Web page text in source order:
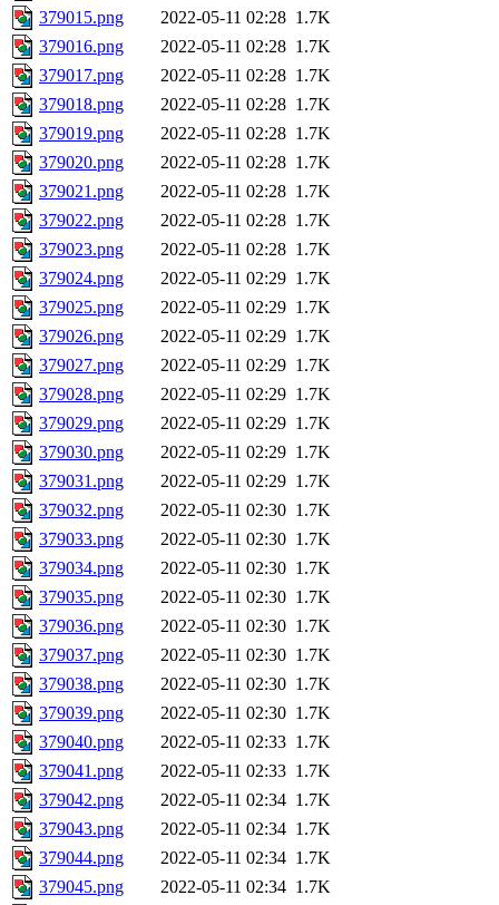
379015.png
2022-05-11 02:28 1.7K
379016.png
2022-05-11 02:28 1.7K
379017.png
2022-05-11 02:28 1.7K
379018.png
2022-05-11 02:28 1.7K
379019.png
2022-05-11 02:28 1.7K
379020.png
2022-05-11 02:28 1.7K
379021.png
2022-05-11 02:28 1.7K
379022.png
2022-05-11 02:28 1.7K
379023.png
2022-05-11 02:28 1.7K
379024.png
2022-05-11 02:29 1.7K
379025.png
2022-05-11 02:29 1.7K
379026.png
2022-05-11 02:29 1.7K
379027.png
2022-05-11 02:29 1.7K
379028.png
2022-05-11 02:29 1.7K
379029.png
2022-05-11 02:29 1.7K
379030.png
2022-05-11 02:29 1.7K
379031.png
2022-05-11 02:29 1.7K
379032.png
2022-05-11 02:30 1.7K
379033.png
2022-05-11 02:30 1.7K
379034.png
2022-05-11 02:30 1.7K
379035.png
2022-05-11 02:30 1.7K
379036.png
2022-05-11 02:30 1.7K
379037.png
2022-05-11 02:30 1.7K
379038.png
2022-05-11 02:30 1.7K
379039.png
2022-05-11 02:30 1.7K
379040.png
2022-05-11 02:33 1.7K
379041.png
2022-05-11 02:33 1.7K
379042.png
2022-05-11 02:34 1.7K
379043.png
2022-05-11 02:34 1.7K
379044.png
2022-05-11 02:34 1.7K
379045.png
2022-05-11 02:34 1.7K